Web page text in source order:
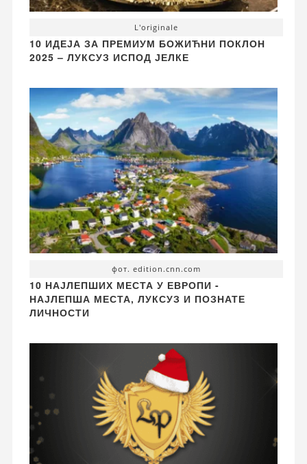
L'originale
10 ИДЕЈА ЗА ПРЕМИУМ БОЖИЋНИ ПОКЛОН
2025 – ЛУКСУЗ ИСПОД ЈЕЛКЕ
фот. edition.cnn.com
10 НАЈЛЕПШИХ МЕСТА У ЕВРОПИ -
НАЈЛЕПША МЕСТА, ЛУКСУЗ И ПОЗНАТЕ
ЛИЧНОСТИ